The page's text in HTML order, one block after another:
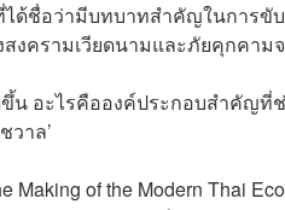
ด้ชื่อว่ามีบทบาทสำคัญในการขั
สงครามเวียดนามและภัยคุกคา
ขึ้น อะไรคือองค์ประกอบสำคัญ
วาล’
Making of the Modern Thai